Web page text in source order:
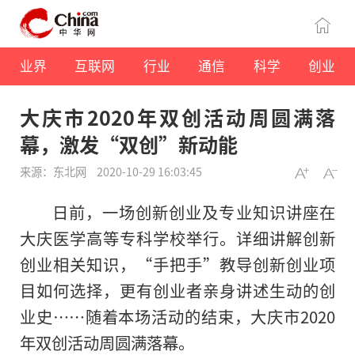
业界 互联网 行业 通信 科学 创业
大庆市2020年双创活动周圆满落
幕，激发“双创”新动能
来源：东北网 2020-10-29 16:03:45
日前，一场创新创业及专业知识讲座在
大庆医学高等专科学校举行。详细讲解创新
创业相关知识，“手把手”教导创新创业项
目如何选择，更有创业者亲身讲述生动的创
业史……随着本场活动的结束，大庆市2020
年双创活动周圆满落幕。